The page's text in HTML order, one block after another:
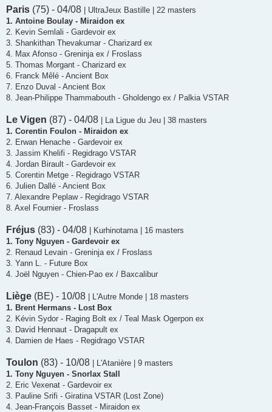
Paris (75) - 04/08 | UltraJeux Bastille | 22 masters
1. Antoine Boulay - Miraidon ex
2. Kevin Semlali - Gardevoir ex
3. Shankithan Thevakumar - Charizard ex
4. Max Afonso - Greninja ex / Froslass
5. Thomas Morgant - Charizard ex
6. Franck Mêlé - Ancient Box
7. Enzo Duval - Ancient Box
8. Jean-Philippe Thammabouth - Gholdengo ex / Palkia VSTAR
Le Vigen (87) - 04/08 | La Ligue du Jeu | 38 masters
1. Corentin Foulon - Miraidon ex
2. Erwan Henache - Gardevoir ex
3. Jassim Khelifi - Regidrago VSTAR
4. Jordan Birault - Gardevoir ex
5. Corentin Metge - Regidrago VSTAR
6. Julien Dallé - Ancient Box
7. Alexandre Peplaw - Regidrago VSTAR
8. Axel Fournier - Froslass
Fréjus (83) - 04/08 | Kurhinotama | 16 masters
1. Tony Nguyen - Gardevoir ex
2. Renaud Levain - Greninja ex / Froslass
3. Yann L. - Future Box
4. Joël Nguyen - Chien-Pao ex / Baxcalibur
Liège (BE) - 10/08 | L'Autre Monde | 18 masters
1. Brent Hermans - Lost Box
2. Kévin Sydor - Raging Bolt ex / Teal Mask Ogerpon ex
3. David Hennaut - Dragapult ex
4. Damien de Haes - Regidrago VSTAR
Toulon (83) - 10/08 | L'Atanière | 9 masters
1. Tony Nguyen - Snorlax Stall
2. Eric Vexenat - Gardevoir ex
3. Pauline Srifi - Giratina VSTAR (Lost Zone)
4. Jean-François Basset - Miraidon ex